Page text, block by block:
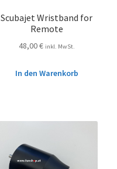
Scubajet Wristband for
Remote
48,00€ inkl. MwSt.
In den Warenkorb